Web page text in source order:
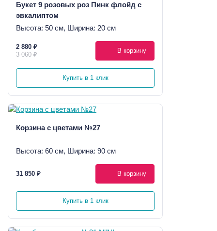
Букет 9 розовых роз Пинк флойд с
эвкалиптом
Высота: 50 см, Ширина: 20 см
2 880 ₽
3 060 ₽
В корзину
Купить в 1 клик
Корзина с цветами №27
Высота: 60 см, Ширина: 90 см
31 850 ₽ В корзину
Купить в 1 клик